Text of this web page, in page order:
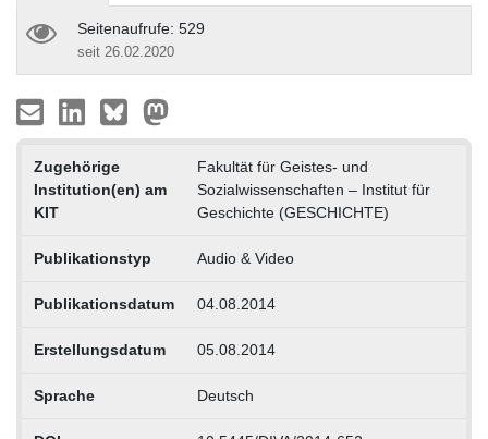
Seitenaufrufe: 529
seit 26.02.2020
Zugehörige
Institution(en) am
KIT
Fakultät für Geistes- und
Sozialwissenschaften – Institut für
Geschichte (GESCHICHTE)
Publikationstyp Audio & Video
Publikationsdatum 04.08.2014
Erstellungsdatum 05.08.2014
Sprache Deutsch